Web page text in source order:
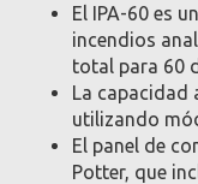
El IPA-60 es
incendios
total para 60
La capacidad
utilizando
El panel de
Potter, que